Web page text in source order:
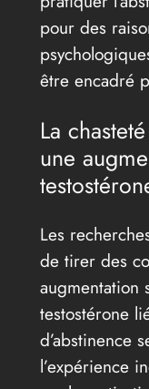
pour des
être encadré
La
une
Les
de tirer des
augmentation
testostérone
d’abstinence
l’expérience